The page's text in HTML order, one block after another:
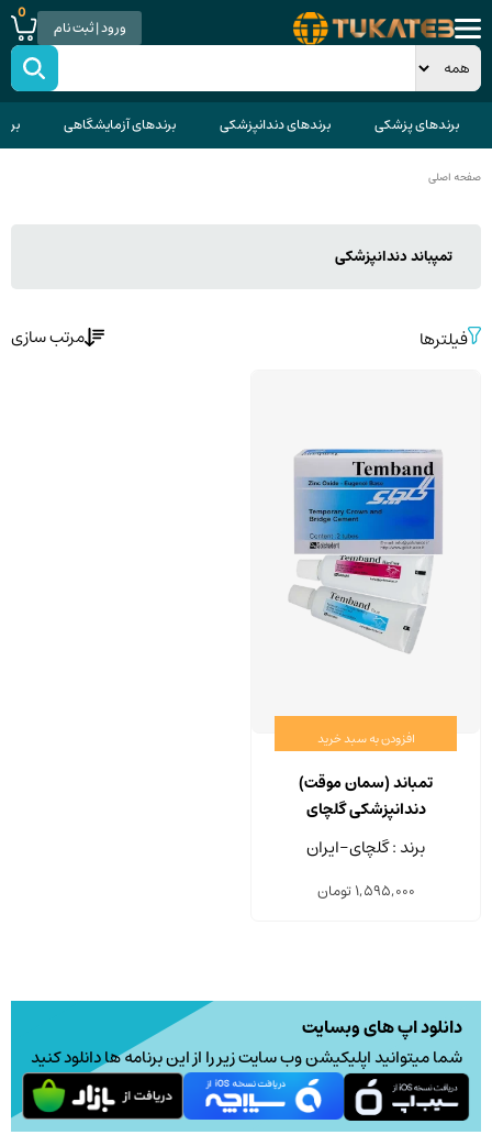
ورود | ثبت نام
0
برندهای پزشکی برندهای دندانپزشکی برندهای آزمایشگاهی
صفحه اصلی
تمپباند دندانپزشکی
فیلترها مرتب سازی
افزودن به سبد خرید
تمباند (سمان موقت)
دندانپزشکی گلچای
برند : گلچای-ایران
1,595,000تومان
دانلود اپ های وبسایت
شما میتوانید اپلیکیشن وب سایت زیر را از این برنامه ها دانلود کنید